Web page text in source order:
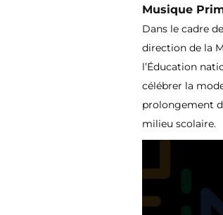
Musique
Dans le cadre
direction de la
l’Éducation
célébrer la
prolongement
milieu scolaire.